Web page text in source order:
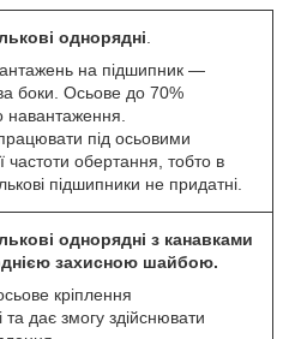
однорядні
на підшипник —
боки. Осьове до 70%
навантаження.
під осьовими
частоти обертання, тобто в
підшипники не придатні.
однорядні з канавками
захисною шайбою.
кріплення
та дає змогу здійснювати